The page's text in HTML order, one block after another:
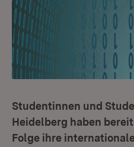
Studentinnen und
Heidelberg haben
Folge ihre